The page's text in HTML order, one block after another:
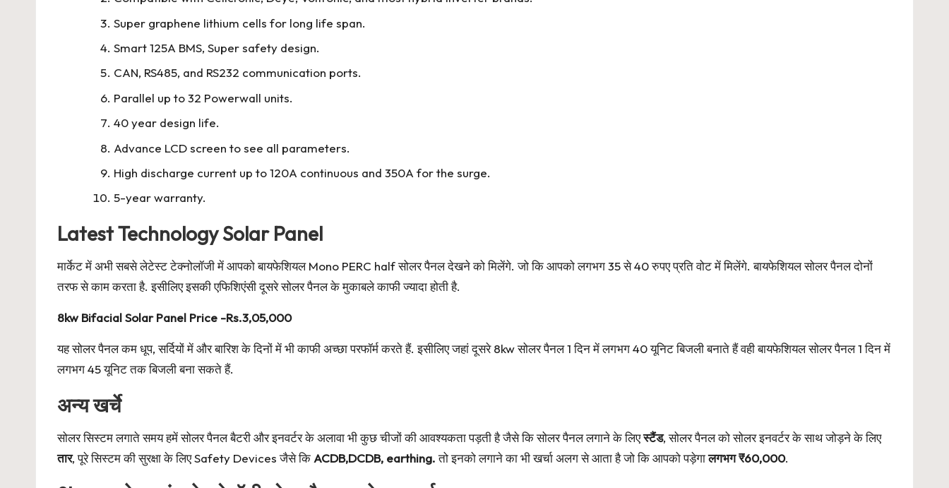
Super graphene lithium cells for long life span.
Smart 125A BMS, Super safety design.
CAN, RS485, and RS232 communication ports.
Parallel up to 32 Powerwall units.
40 year design life.
Advance LCD screen to see all parameters.
High discharge current up to 120A continuous and 350A for the surge.
5-year warranty.
Latest Technology Solar Panel
मार्केट में अभी सबसे लेटेस्ट टेक्नोलॉजी में आपको बायफेशियल Mono PERC half सोलर पैनल देखने को मिलेंगे. जो कि आपको लगभग 35 से 40 रुपए प्रति वोट में मिलेंगे. बायफेशियल सोलर पैनल दोनों
तरफ से काम करता है. इसीलिए इसकी एफिशिएंसी दूसरे सोलर पैनल के मुकाबले काफी ज्यादा होती है.
8kw Bifacial Solar Panel Price -Rs.3,05,000
यह सोलर पैनल कम धूप, सर्दियों में और बारिश के दिनों में भी काफी अच्छा परफॉर्म करते हैं. इसीलिए जहां दूसरे 8kw सोलर पैनल 1 दिन में लगभग 40 यूनिट बिजली बनाते हैं वही बायफेशियल सोलर पैनल 1 दिन में
लगभग 45 यूनिट तक बिजली बना सकते हैं.
अन्य खर्चे
सोलर सिस्टम लगाते समय हमें सोलर पैनल बैटरी और इनवर्टर के अलावा भी कुछ चीजों की आवश्यकता पड़ती है जैसे कि सोलर पैनल लगाने के लिएस्टैंड, सोलर पैनल को सोलर इनवर्टर के साथ जोड़ने के लिए
तार, पूरे सिस्टम की सुरक्षा के लिए Safety Devices जैसे किACDB,DCDB, earthing.तो इनको लगाने का भी खर्चा अलग से आता है जो कि आपको पड़ेगालगभग ₹60,000.